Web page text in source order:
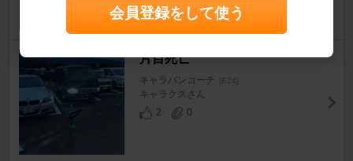
1
1
片目死亡
キャラバンコーチ [E24]
キャラクスさん
2
0
会員登録をして使う